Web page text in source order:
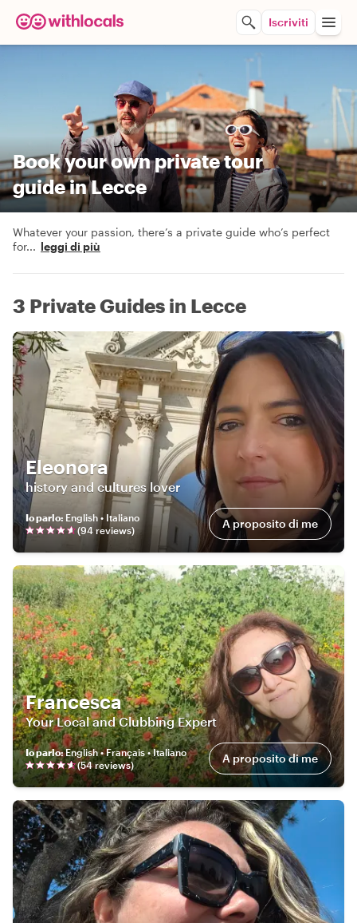
Iscriviti
Book your own private tour
guide in Lecce
Whatever your passion, there’s a private guide who’s perfect
for... leggi di più
3 Private Guides in Lecce
Eleonora
history and cultures lover
Io parlo: English • Italiano
(94reviews) A proposito di me
Francesca
Your Local and Clubbing Expert
Io parlo:English • Français • Italiano
(54reviews) A proposito di me